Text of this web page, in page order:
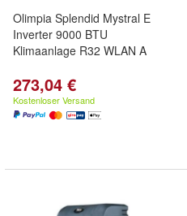
Olimpia Splendid Mystral E
Inverter 9000 BTU
Klimaanlage R32 WLAN A
273,04 €
Kostenloser Versand